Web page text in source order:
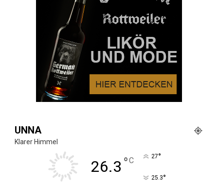
UNNA
Klarer Himmel
26.3 °C 27°
25.3°